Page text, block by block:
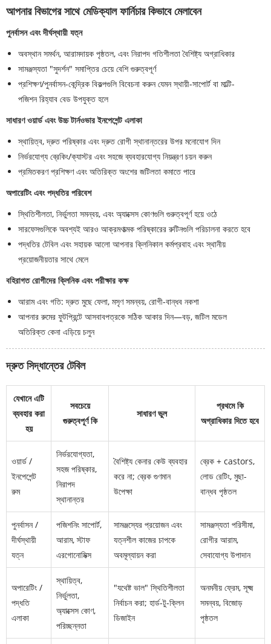
আপনার বিভাগের সাথে মেডিক্যাল ফার্নিচার কিভাবে মেলাবেন
পুনর্বাসন এবং দীর্ঘস্থায়ী যত্ন
অবস্থান সমর্থন, আরামদায়ক পৃষ্ঠতল, এবং নিরাপদ গতিশীলতা বৈশিষ্ট্য অগ্রাধিকার
সামঞ্জস্যতা "সুদর্শন" সমাপ্তির চেয়ে বেশি গুরুত্বপূর্ণ
প্রশিক্ষণ/পুনর্বাসন-কেন্দ্রিক বিকল্পগুলি বিবেচনা করুন যেমন স্থায়ী-সাপোর্ট বা মাল্টি-
পজিশন রিহ্যাব বেড উপযুক্ত হলে
সাধারণ ওয়ার্ড এবং উচ্চ টার্নওভার ইনপেশেন্ট এলাকা
স্থায়িত্ব, দ্রুত পরিষ্কার এবং দ্রুত রোগী স্থানান্তরের উপর মনোযোগ দিন
নির্ভরযোগ্য ব্রেকিং/ক্যাস্টর এবং সহজে ব্যবহারযোগ্য নিয়ন্ত্রণ চয়ন করুন
প্রমিতকরণ প্রশিক্ষণ এবং অতিরিক্ত অংশের জটিলতা কমাতে পারে
অপারেটিং এবং পদ্ধতির পরিবেশ
স্থিতিশীলতা, নির্ভুলতা সমন্বয়, এবং অ্যাক্সেস কোণগুলি গুরুত্বপূর্ণ হয়ে ওঠে
সারফেসগুলিকে অবশ্যই আরও আক্রমণাত্মক পরিষ্কারের রুটিনগুলি পরিচালনা করতে হবে
পদ্ধতির টেবিল এবং সহায়ক আলো আপনার ক্লিনিকাল কর্মপ্রবাহ এবং স্থানীয়
প্রয়োজনীয়তার সাথে মেলে
বহিরাগত রোগীদের ক্লিনিক এবং পরীক্ষার কক্ষ
আরাম এবং গতি: দ্রুত মুছে ফেলা, মসৃণ সমন্বয়, রোগী-বান্ধব নকশা
আপনার রুমের ফুটপ্রিন্টে আসবাবপত্রকে সঠিক আকার দিন—বড়, জটিল মডেল
অতিরিক্ত কেনা এড়িয়ে চলুন
দ্রুত সিদ্ধান্তের টেবিল
যেখানে এটি
ব্যবহার করা
হয়
সবচেয়ে
গুরুত্বপূর্ণ কি
সাধারণ ভুল
প্রথমে কি
অগ্রাধিকার দিতে হবে
ওয়ার্ড /
ইনপেশেন্ট
রুম
নির্ভরযোগ্যতা,
সহজ পরিষ্কার,
নিরাপদ
স্থানান্তর
বৈশিষ্ট্য কেনার কেউ ব্যবহার
করে না; ব্রেক গুণমান
উপেক্ষা
ব্রেক + castors,
লোড রেটিং, মুছা-
বান্ধব পৃষ্ঠতল
পুনর্বাসন /
দীর্ঘস্থায়ী
যত্ন
পজিশনিং সাপোর্ট,
আরাম, স্টাফ
এরগোনোমিক্স
সামঞ্জস্যের প্রয়োজন এবং
যত্নশীল কাজের চাপকে
অবমূল্যায়ন করা
সামঞ্জস্যতা পরিসীমা,
রোগীর আরাম,
সেবাযোগ্য উপাদান
অপারেটিং /
পদ্ধতি
এলাকা
স্থায়িত্ব,
নির্ভুলতা,
অ্যাক্সেস কোণ,
পরিচ্ছন্নতা
"যথেষ্ট ভাল" স্থিতিশীলতা
নির্বাচন করা; হার্ড-টু-ক্লিন
ডিজাইন
অনমনীয় ফ্রেম, সূক্ষ্ম
সমন্বয়, বিজোড়
পৃষ্ঠতল